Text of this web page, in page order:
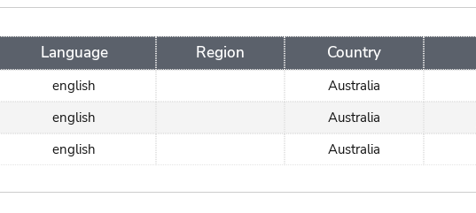
Language Region Country
english Australia
english Australia
english Australia